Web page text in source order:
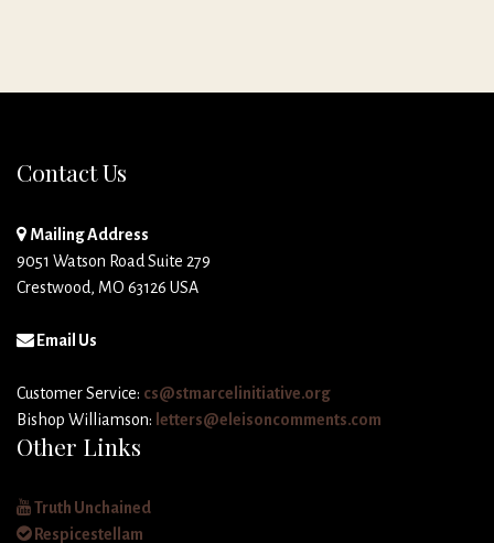
Contact Us
Mailing Address
9051 Watson Road Suite 279
Crestwood, MO 63126 USA
Email Us
Customer Service: cs@stmarcelinitiative.org
Bishop Williamson: letters@eleisoncomments.com
Other Links
Truth Unchained
Respicestellam